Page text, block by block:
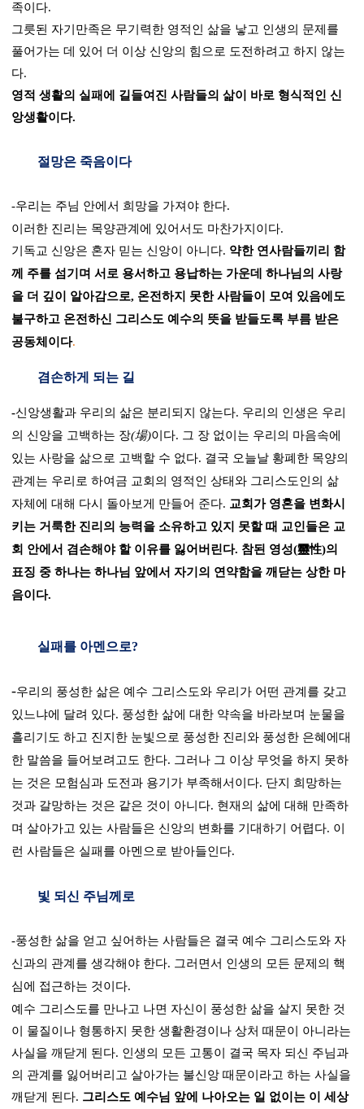
족이다.
그릇된 자기만족은 무기력한 영적인 삶을 낳고 인생의 문제를
풀어가는 데 있어 더 이상 신앙의 힘으로 도전하려고 하지 않는
다.
영적 생활의 실패에 길들여진 사람들의 삶이 바로 형식적인 신
앙생활이다.
절망은 죽음이다
-우리는 주님 안에서 희망을 가져야 한다.
이러한 진리는 목양관계에 있어서도 마찬가지이다.
기독교 신앙은 혼자 믿는 신앙이 아니다. 약한 연사람들끼리 함
께 주를 섬기며 서로 용서하고 용납하는 가운데 하나님의 사랑
을 더 깊이 알아감으로, 온전하지 못한 사람들이 모여 있음에도
불구하고 온전하신 그리스도 예수의 뜻을 받들도록 부름 받은
공동체이다.
겸손하게 되는 길
-신앙생활과 우리의 삶은 분리되지 않는다. 우리의 인생은 우리
의 신앙을 고백하는 장(場)이다. 그 장 없이는 우리의 마음속에
있는 사랑을 삶으로 고백할 수 없다. 결국 오늘날 황폐한 목양의
관계는 우리로 하여금 교회의 영적인 상태와 그리스도인의 삶
자체에 대해 다시 돌아보게 만들어 준다. 교회가 영혼을 변화시
키는 거룩한 진리의 능력을 소유하고 있지 못할 때 교인들은 교
회 안에서 겸손해야 할 이유를 잃어버린다. 참된 영성(靈性)의
표징 중 하나는 하나님 앞에서 자기의 연약함을 깨닫는 상한 마
음이다.
실패를 아멘으로?
-우리의 풍성한 삶은 예수 그리스도와 우리가 어떤 관계를 갖고
있느냐에 달려 있다. 풍성한 삶에 대한 약속을 바라보며 눈물을
흘리기도 하고 진지한 눈빛으로 풍성한 진리와 풍성한 은혜에대
한 말씀을 들어보려고도 한다. 그러나 그 이상 무엇을 하지 못하
는 것은 모험심과 도전과 용기가 부족해서이다. 단지 희망하는
것과 갈망하는 것은 같은 것이 아니다. 현재의 삶에 대해 만족하
며 살아가고 있는 사람들은 신앙의 변화를 기대하기 어렵다. 이
런 사람들은 실패를 아멘으로 받아들인다.
빛 되신 주님께로
-풍성한 삶을 얻고 싶어하는 사람들은 결국 예수 그리스도와 자
신과의 관계를 생각해야 한다. 그러면서 인생의 모든 문제의 핵
심에 접근하는 것이다.
예수 그리스도를 만나고 나면 자신이 풍성한 삶을 살지 못한 것
이 물질이나 형통하지 못한 생활환경이나 상처 때문이 아니라는
사실을 깨닫게 된다. 인생의 모든 고통이 결국 목자 되신 주님과
의 관계를 잃어버리고 살아가는 불신앙 때문이라고 하는 사실을
깨닫게 된다. 그리스도 예수님 앞에 나아오는 일 없이는 이 세상